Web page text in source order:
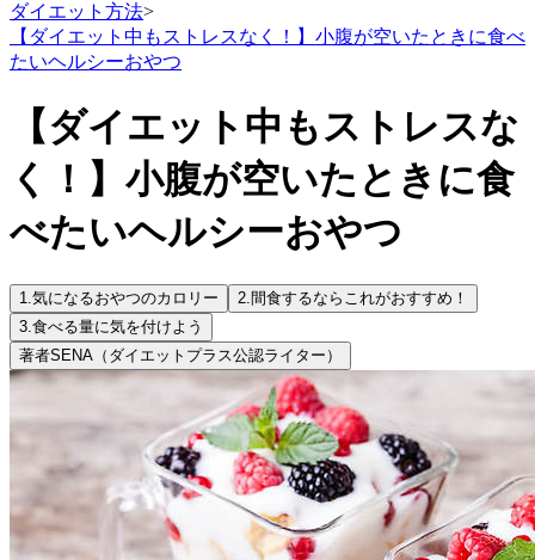
ダイエット方法>
【ダイエット中もストレスなく！】小腹が空いたときに食べ
たいヘルシーおやつ
【ダイエット中もストレスな
く！】小腹が空いたときに食
べたいヘルシーおやつ
1.気になるおやつのカロリー 2.間食するならこれがおすすめ！
3.食べる量に気を付けよう
著者SENA（ダイエットプラス公認ライター）